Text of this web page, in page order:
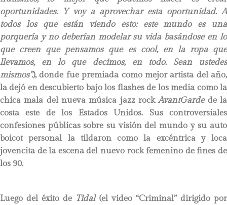
oportunidades. Y voy a aprovechar esta oportunidad. A
todos los que están viendo esto: este mundo es una
porquería y no deberían modelar su vida basándose en lo
que creen que pensamos que es cool, en la ropa que
llevamos, en lo que decimos, en todo. Sean ustedes
mismos”.), donde fue premiada como mejor artista del año,
la dejó en descubierto bajo los flashes de los media como la
chica mala del nueva música jazz rockAvantGardede la
costa este de los Estados Unidos. Sus controversiales
confesiones públicas sobre su visión del mundo y su auto
boicot personal la tildaron como la excéntrica y loca
jovencita de la escena del nuevo rock femenino de fines de
los 90.
Luego del éxito de Tidal(el video “Criminal” dirigido por